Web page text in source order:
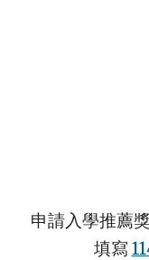
申請入學推薦
填寫